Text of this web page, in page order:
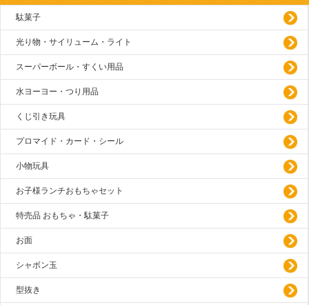
駄菓子
光り物・サイリューム・ライト
スーパーボール・すくい用品
水ヨーヨー・つり用品
くじ引き玩具
プロマイド・カード・シール
小物玩具
お子様ランチおもちゃセット
特売品 おもちゃ・駄菓子
お面
シャボン玉
型抜き